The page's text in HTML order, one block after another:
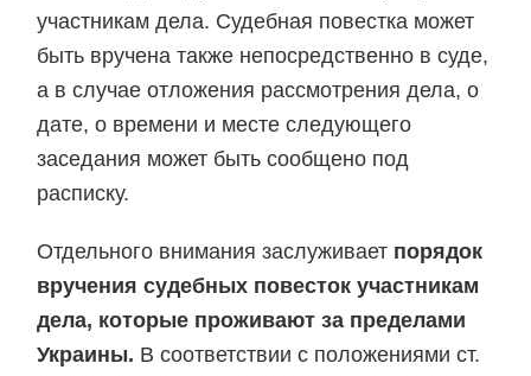
участникам дела. Судебная повестка может
быть вручена также непосредственно в суде,
а в случае отложения рассмотрения дела, о
дате, о времени и месте следующего
заседания может быть сообщено под
расписку.
Отдельного внимания заслуживает порядок
вручения судебных повесток участникам
дела, которые проживают за пределами
Украины. В соответствии с положениями ст.